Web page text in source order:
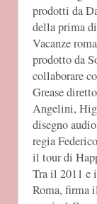
prodotti da
della prima
Vacanze
prodotto da
collaborare
Grease
Angelini,
disegno
regia
il tour di
Tra il 2011 e
Roma, firma